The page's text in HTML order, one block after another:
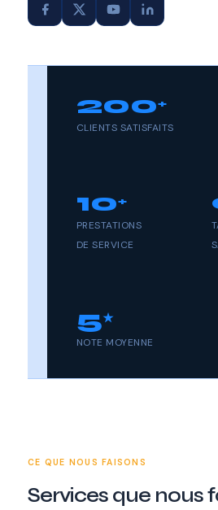
200+
CLIENTS SATISFAITS
10+
PRESTATIONS
DE SERVICE
5★
NOTE MOYENNE
CE QUE NOUS FAISONS
Services que nous